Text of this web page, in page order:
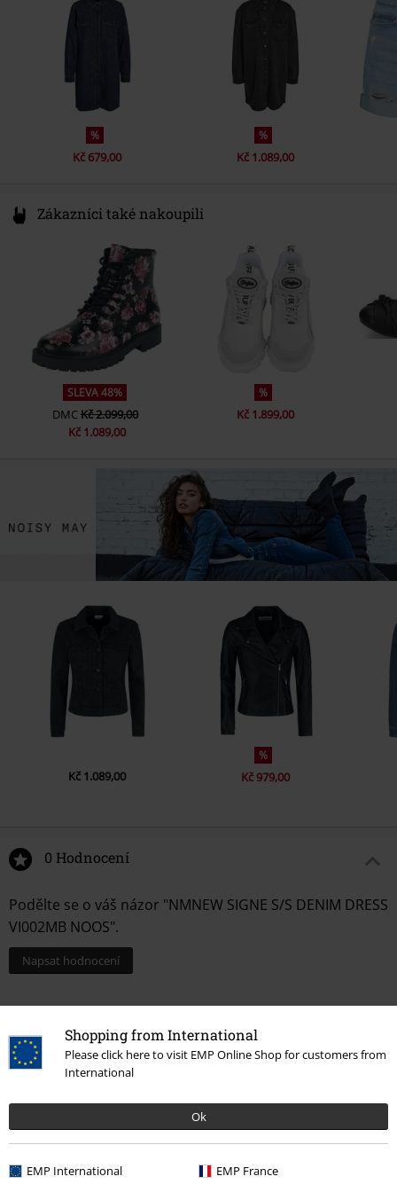
Shopping from International
Please click here to visit EMP Online Shop for customers from
International
Ok
EMP International EMP France
www.bestseller.com
%
Kč 679,00
%
Kč 1.089,00
Zákazníci také nakoupili
SLEVA 48%
DMCKč 2.099,00
Kč 1.089,00
%
Kč 1.899,00
Kč 1.089,00
%
Kč 979,00
0 Hodnocení
Podělte se o váš názor "NMNEW SIGNE S/S DENIM DRESS
VI002MB NOOS".
Napsat hodnocení
Naposledy navštívené